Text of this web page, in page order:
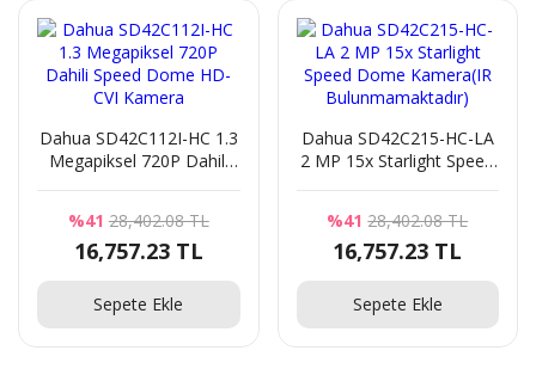
Dahua SD42C112I-HC 1.3
Megapiksel 720P Dahili
%41 28,402.08 TL
16,757.23 TL
Sepete Ekle
Dahua SD42C215-HC-LA
2 MP 15x Starlight Speed
%41 28,402.08 TL
16,757.23 TL
Sepete Ekle